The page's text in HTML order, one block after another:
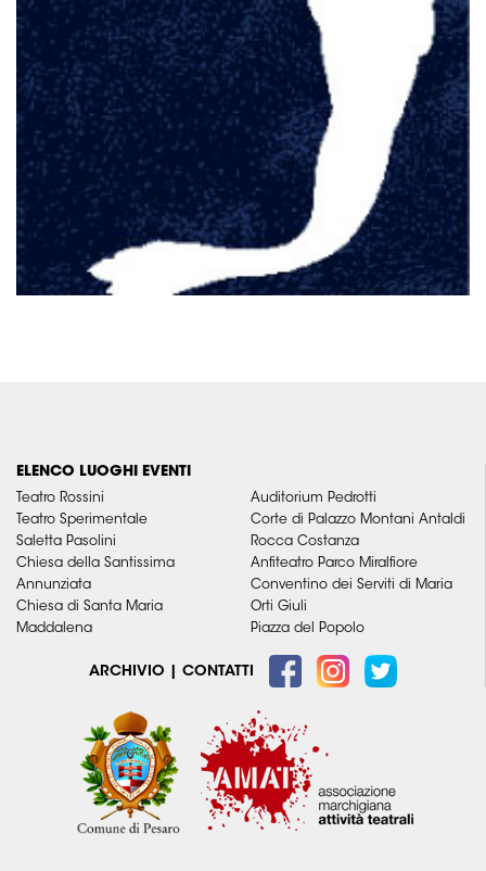
ELENCO LUOGHI EVENTI
Teatro Rossini
Teatro Sperimentale
Saletta Pasolini
Chiesa della Santissima
Annunziata
Chiesa di Santa Maria
Maddalena
Auditorium Pedrotti
Corte di Palazzo Montani Antaldi
Rocca Costanza
Anfiteatro Parco Miralfiore
Conventino dei Serviti di Maria
Orti Giuli
Piazza del Popolo
ARCHIVIO CONTATTI